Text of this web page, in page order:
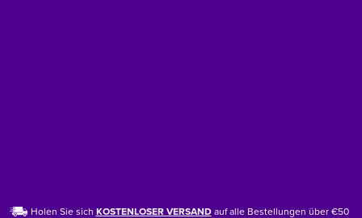
Holen Sie sich KOSTENLOSER VERSAND auf alle Bestellungen über €50